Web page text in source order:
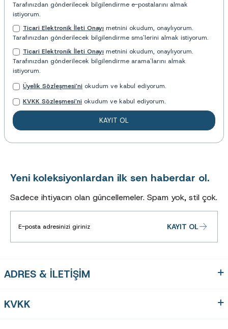
Tarafınızdan gönderilecek bilgilendirme e-postalarını almak
istiyorum.
Ticari Elektronik İleti Onayı metnini okudum, onaylıyorum.
Tarafınızdan gönderilecek bilgilendirme sms'lerini almak istiyorum.
Ticari Elektronik İleti Onayı metnini okudum, onaylıyorum.
Tarafınızdan gönderilecek bilgilendirme arama'larını almak
istiyorum.
Üyelik Sözleşmesi'ni okudum ve kabul ediyorum.
KVKK Sözleşmesi'ni okudum ve kabul ediyorum.
KAYIT OL
Yeni koleksiyonlardan ilk sen haberdar ol.
Sadece ihtiyacın olan güncellemeler. Spam yok, stil çok.
KAYIT OL
ADRES & İLETİŞİM
KVKK